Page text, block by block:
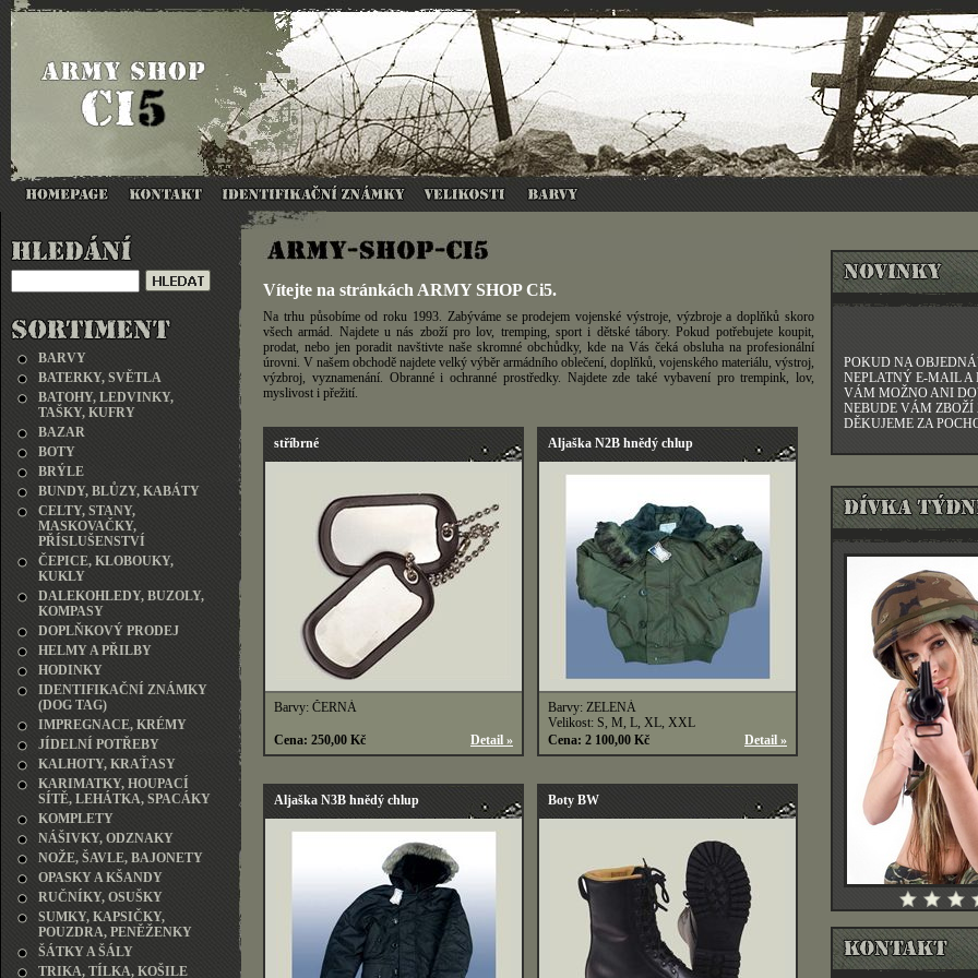
BARVY
BATERKY, SVĚTLA
BATOHY, LEDVINKY,
TAŠKY, KUFRY
BAZAR
BOTY
BRÝLE
BUNDY, BLŮZY, KABÁTY
CELTY, STANY,
MASKOVAČKY,
PŘÍSLUŠENSTVÍ
ČEPICE, KLOBOUKY,
KUKLY
DALEKOHLEDY, BUZOLY,
KOMPASY
DOPLŇKOVÝ PRODEJ
HELMY A PŘILBY
HODINKY
IDENTIFIKAČNÍ ZNÁMKY
(DOG TAG)
IMPREGNACE, KRÉMY
JÍDELNÍ POTŘEBY
KALHOTY, KRAŤASY
KARIMATKY, HOUPACÍ
SÍTĚ, LEHÁTKA, SPACÁKY
KOMPLETY
NÁŠIVKY, ODZNAKY
NOŽE, ŠAVLE, BAJONETY
OPASKY A KŠANDY
RUČNÍKY, OSUŠKY
SUMKY, KAPSIČKY,
POUZDRA, PENĚŽENKY
ŠÁTKY A ŠÁLY
TRIKA, TÍLKA, KOŠILE
POKUD NA
NEPLATNÝ E-MAIL A
VÁM MOŽNO ANI
NEBUDE VÁM
DĚKUJEME ZA
Vítejte na stránkách ARMY SHOP Ci5.
Na trhu působíme od roku 1993. Zabýváme se prodejem vojenské výstroje, výzbroje a doplňků skoro
všech armád. Najdete u nás zboží pro lov, tremping, sport i dětské tábory. Pokud potřebujete koupit,
prodat, nebo jen poradit navštivte naše skromné obchůdky, kde na Vás čeká obsluha na profesionální
úrovni. V našem obchodě najdete velký výběr armádního oblečení, doplňků, vojenského materiálu, výstroj,
výzbroj, vyznamenání. Obranné i ochranné prostředky. Najdete zde také vybavení pro trempink, lov,
myslivost i přežití.
stříbrné
Barvy: ČERNÁ
Detail »
Cena: 250,00 Kč
Aljaška N2B hnědý chlup
Barvy: ZELENÁ
Velikost: S, M, L, XL, XXL
Detail »
Cena: 2 100,00 Kč
Aljaška N3B hnědý chlup Boty BW